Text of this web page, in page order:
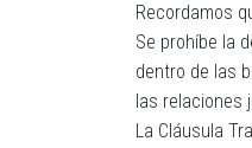
Recordamos
Se prohíbe la
dentro de las
las relaciones
La Cláusula